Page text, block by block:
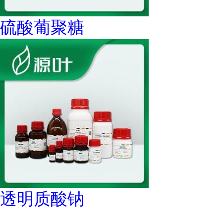
硫酸葡聚糖
透明质酸钠